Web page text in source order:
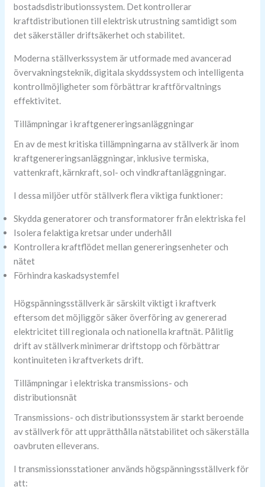
bostadsdistributionssystem. Det kontrollerar
kraftdistributionen till elektrisk utrustning samtidigt som
det säkerställer driftsäkerhet och stabilitet.
Moderna ställverkssystem är utformade med avancerad
övervakningsteknik, digitala skyddssystem och intelligenta
kontrollmöjligheter som förbättrar kraftförvaltnings
effektivitet.
Tillämpningar i kraftgenereringsanläggningar
En av de mest kritiska tillämpningarna av ställverk är inom
kraftgenereringsanläggningar, inklusive termiska,
vattenkraft, kärnkraft, sol- och vindkraftanläggningar.
I dessa miljöer utför ställverk flera viktiga funktioner:
Skydda generatorer och transformatorer från elektriska fel
Isolera felaktiga kretsar under underhåll
Kontrollera kraftflödet mellan genereringsenheter och
nätet
Förhindra kaskadsystemfel
Högspänningsställverk är särskilt viktigt i kraftverk
eftersom det möjliggör säker överföring av genererad
elektricitet till regionala och nationella kraftnät. Pålitlig
drift av ställverk minimerar driftstopp och förbättrar
kontinuiteten i kraftverkets drift.
Tillämpningar i elektriska transmissions- och
distributionsnät
Transmissions- och distributionssystem är starkt beroende
av ställverk för att upprätthålla nätstabilitet och säkerställa
oavbruten elleverans.
I transmissionsstationer används högspänningsställverk för
att: